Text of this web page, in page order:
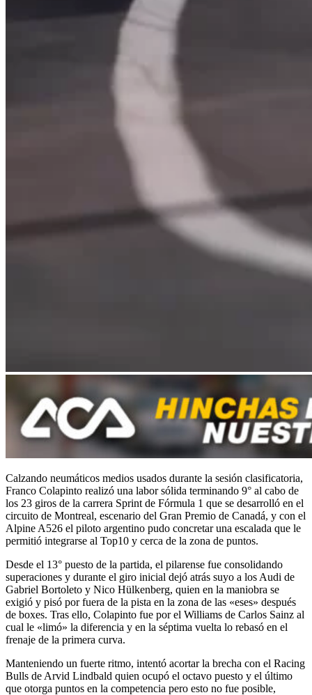
Calzando neumáticos medios usados durante la sesión clasificatoria,
Franco Colapinto realizó una labor sólida terminando 9° al cabo de
los 23 giros de la carrera Sprint de Fórmula 1 que se desarrolló en el
circuito de Montreal, escenario del Gran Premio de Canadá, y con el
Alpine A526 el piloto argentino pudo concretar una escalada que le
permitió integrarse al Top10 y cerca de la zona de puntos.
Desde el 13° puesto de la partida, el pilarense fue consolidando
superaciones y durante el giro inicial dejó atrás suyo a los Audi de
Gabriel Bortoleto y Nico Hülkenberg, quien en la maniobra se
exigió y pisó por fuera de la pista en la zona de las «eses» después
de boxes. Tras ello, Colapinto fue por el Williams de Carlos Sainz al
cual le «limó» la diferencia y en la séptima vuelta lo rebasó en el
frenaje de la primera curva.
Manteniendo un fuerte ritmo, intentó acortar la brecha con el Racing
Bulls de Arvid Lindbald quien ocupó el octavo puesto y el último
que otorga puntos en la competencia pero esto no fue posible,